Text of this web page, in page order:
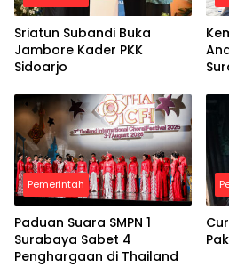
Sriatun Subandi Buka
Jambore Kader PKK
Sidoarjo
Pemerintah
Paduan Suara SMPN 1
Surabaya Sabet 4
Penghargaan di Thailand